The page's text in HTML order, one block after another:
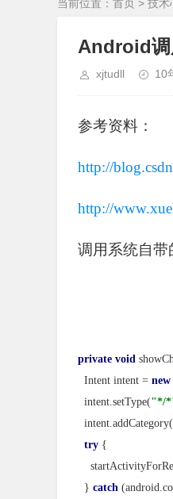
当前位置： 首页 > 技术
Android调
xjtudll 10
参考资料：
http://
http://
调用系统自
private void
  Intent intent =
new
  intent.setType(
"*/
try {
  }
catch